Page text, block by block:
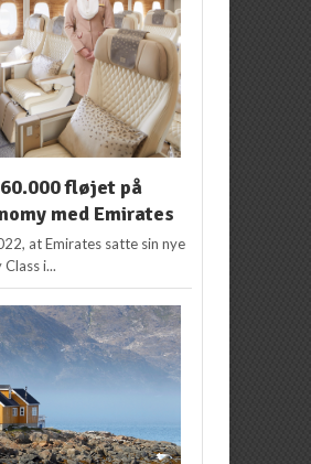
fløjet på
med Emirates
at Emirates satte sin nye
i...